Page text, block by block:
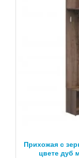
Прихожая с
цвете дуб